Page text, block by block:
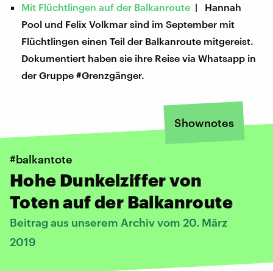
Mit Flüchtlingen auf der Balkanroute | Hannah
Pool und Felix Volkmar sind im September mit
Flüchtlingen einen Teil der Balkanroute mitgereist.
Dokumentiert haben sie ihre Reise via Whatsapp in
der Gruppe #Grenzgänger.
Shownotes
#balkantote
Hohe Dunkelziffer von
Toten auf der Balkanroute
Beitrag aus unserem Archiv vom 20. März
2019